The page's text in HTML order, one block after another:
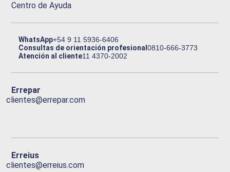
Centro de Ayuda
WhatsApp+54 9 11 5936-6406
Consultas de orientación profesional0810-666-3773
Atención al cliente11 4370-2002
Errepar
clientes@errepar.com
Erreius
clientes@erreius.com